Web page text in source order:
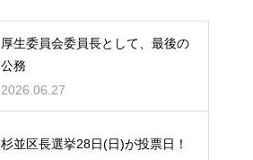
厚生委員会委員長として、最後の
公務
2026.06.27
杉並区長選挙28日(日)が投票日！